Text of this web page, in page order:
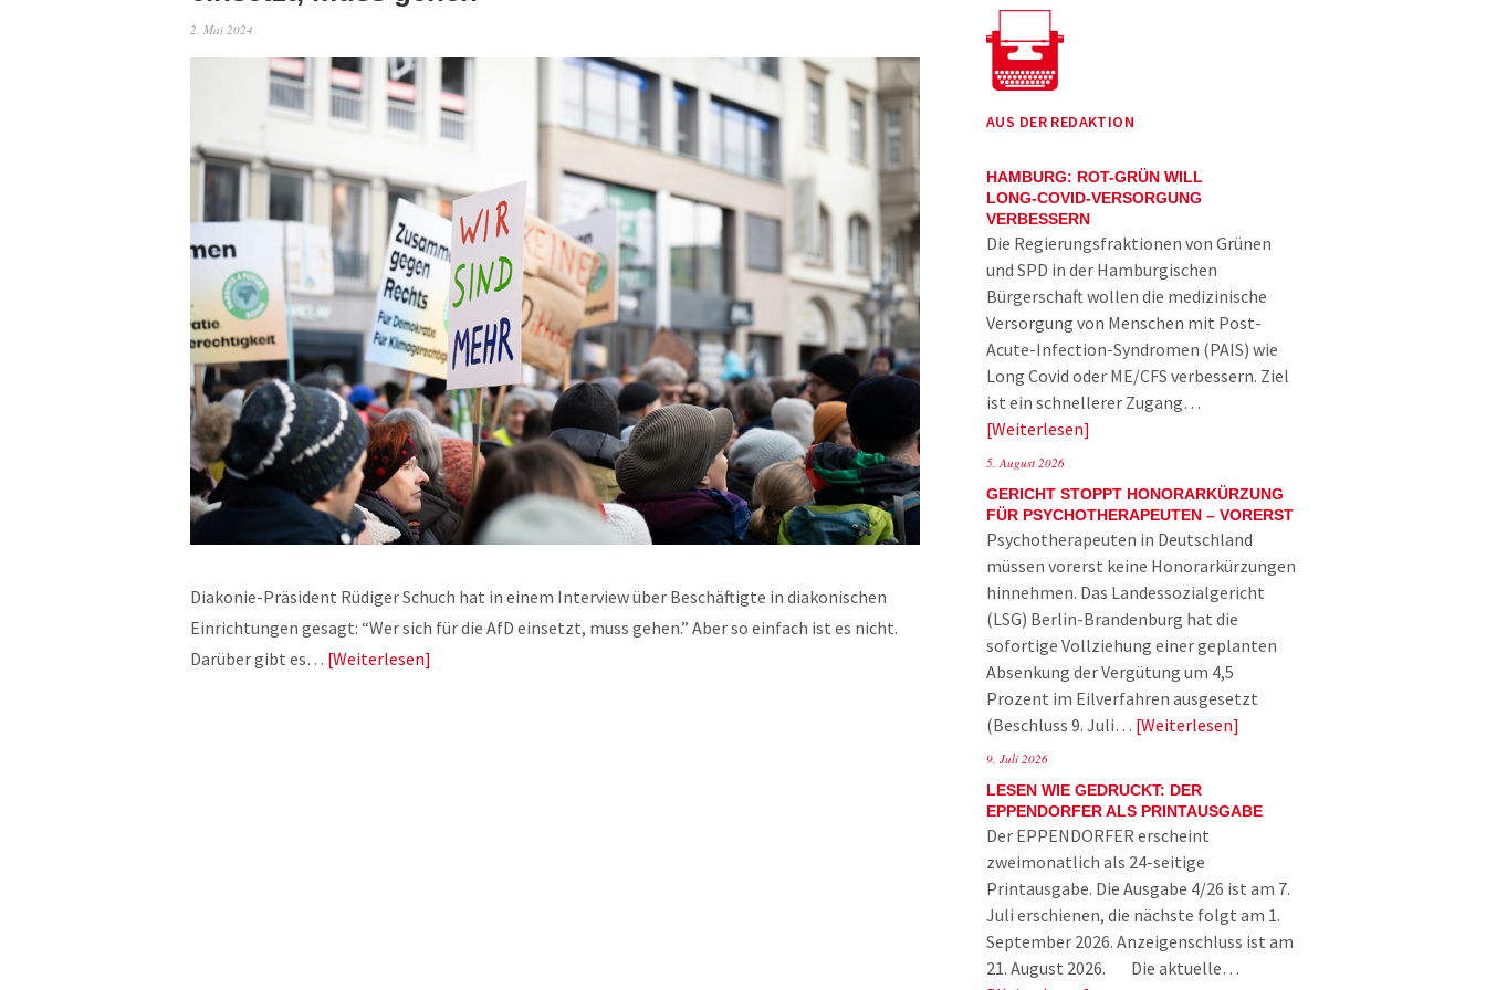
2. Mai 2024
Diakonie-Präsident Rüdiger Schuch hat in einem Interview über Beschäftigte in diakonischen
Einrichtungen gesagt: “Wer sich für die AfD einsetzt, muss gehen.” Aber so einfach ist es nicht.
Darüber gibt es… Weiterlesen
AUS DER REDAKTION
HAMBURG: ROT-GRÜN WILL
LONG-COVID-VERSORGUNG
VERBESSERN
Die Regierungsfraktionen von Grünen
und SPD in der Hamburgischen
Bürgerschaft wollen die medizinische
Versorgung von Menschen mit Post-
Acute-Infection-Syndromen (PAIS) wie
Long Covid oder ME/CFS verbessern. Ziel
ist ein schnellerer Zugang…
Weiterlesen
5. August 2026
GERICHT STOPPT HONORARKÜRZUNG
FÜR PSYCHOTHERAPEUTEN – VORERST
Psychotherapeuten in Deutschland
müssen vorerst keine Honorarkürzungen
hinnehmen. Das Landessozialgericht
(LSG) Berlin-Brandenburg hat die
sofortige Vollziehung einer geplanten
Absenkung der Vergütung um 4,5
Prozent im Eilverfahren ausgesetzt
(Beschluss 9. Juli… Weiterlesen
9. Juli 2026
LESEN WIE GEDRUCKT: DER
EPPENDORFER ALS PRINTAUSGABE
Der EPPENDORFER erscheint
zweimonatlich als 24-seitige
Printausgabe. Die Ausgabe 4/26 ist am 7.
Juli erschienen, die nächste folgt am 1.
September 2026. Anzeigenschluss ist am
21. August 2026. Die aktuelle…